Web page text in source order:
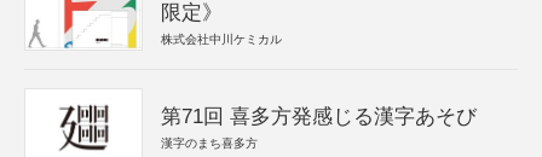
限定》
株式会社中川ケミカル
第71回 喜多方発感じる漢字あそび
漢字のまち喜多方